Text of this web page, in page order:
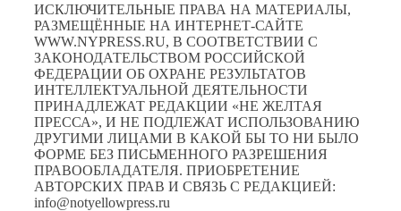
ИСКЛЮЧИТЕЛЬНЫЕ ПРАВА НА МАТЕРИАЛЫ,
РАЗМЕЩЁННЫЕ НА ИНТЕРНЕТ-САЙТЕ
WWW.NYPRESS.RU, В СООТВЕТСТВИИ С
ЗАКОНОДАТЕЛЬСТВОМ РОССИЙСКОЙ
ФЕДЕРАЦИИ ОБ ОХРАНЕ РЕЗУЛЬТАТОВ
ИНТЕЛЛЕКТУАЛЬНОЙ ДЕЯТЕЛЬНОСТИ
ПРИНАДЛЕЖАТ РЕДАКЦИИ «НЕ ЖЕЛТАЯ
ПРЕССА», И НЕ ПОДЛЕЖАТ ИСПОЛЬЗОВАНИЮ
ДРУГИМИ ЛИЦАМИ В КАКОЙ БЫ ТО НИ БЫЛО
ФОРМЕ БЕЗ ПИСЬМЕННОГО РАЗРЕШЕНИЯ
ПРАВООБЛАДАТЕЛЯ. ПРИОБРЕТЕНИЕ
АВТОРСКИХ ПРАВ И СВЯЗЬ С РЕДАКЦИЕЙ:
info@notyellowpress.ru